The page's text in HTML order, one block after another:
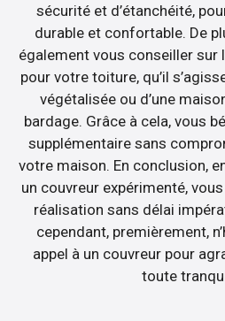
sécurité et d’étanchéité,
durable et confortable. De
également vous conseiller
pour votre toiture, qu’il
végétalisée ou d’une
bardage. Grâce à cela, vous
supplémentaire sans
votre maison. En conclusion,
un couvreur expérimenté, vous
réalisation sans délai
cependant, premièrement,
appel à un couvreur pour
toute